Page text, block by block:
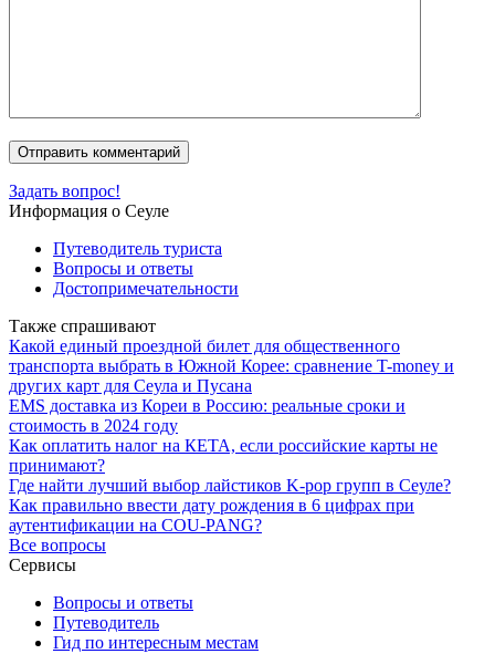
Задать вопрос!
Информация о Сеуле
Путеводитель туриста
Вопросы и ответы
Достопримечательности
Также спрашивают
Какой единый проездной билет для общественного
транспорта выбрать в Южной Корее: сравнение T-money и
других карт для Сеула и Пусана
EMS доставка из Кореи в Россию: реальные сроки и
стоимость в 2024 году
Как оплатить налог на КЕТА, если российские карты не
принимают?
Где найти лучший выбор лайстиков K-pop групп в Сеуле?
Как правильно ввести дату рождения в 6 цифрах при
аутентификации на COU-PANG?
Все вопросы
Сервисы
Вопросы и ответы
Путеводитель
Гид по интересным местам